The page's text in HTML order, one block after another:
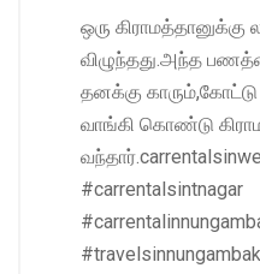
ஒரு கிராமத்தானுக்கு
விழுந்தது.அந்த
தனக்கு காரும்,கோட்டு
வாங்கி கொண்டு
#carrentalsintnagar